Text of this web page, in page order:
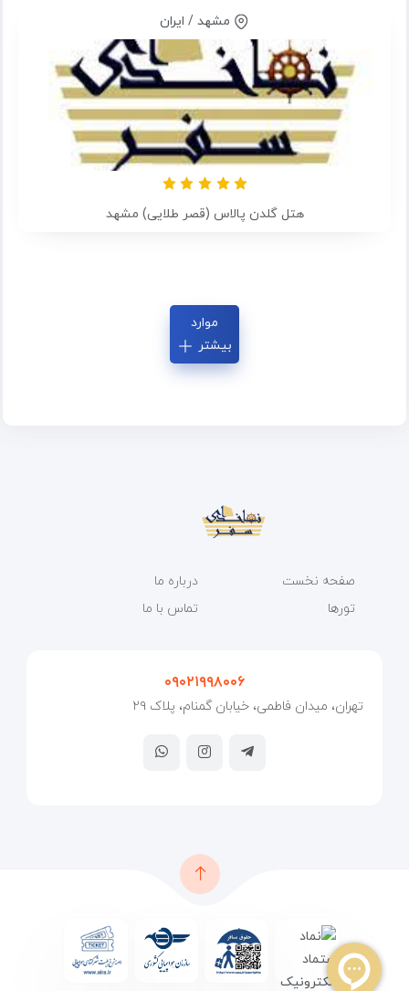
مشهد / ایران
هتل گلدن پالاس (قصر طلایی) مشهد
موارد
بیشتر
صفحه نخست
تورها
درباره ما
تماس با ما
۰۹۰۲۱۹۹۸۰۰۶
تهران، میدان فاطمی، خیابان گمنام، پلاک ۲۹